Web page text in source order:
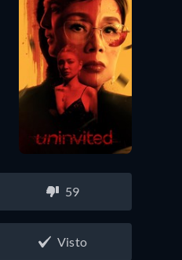
59
Visto